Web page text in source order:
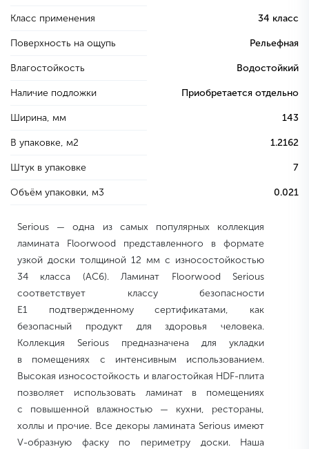
Класс применения 34 класс
Поверхность на ощупь Рельефная
Влагостойкость Водостойкий
Наличие подложки Приобретается отдельно
Ширина, мм 143
В упаковке, м2 1.2162
Штук в упаковке 7
Объём упаковки, м3 0.021
Serious — одна из самых популярных коллекция
ламината Floorwood представленного в формате
узкой доски толщиной 12 мм с износостойкостью
34 класса (AC6). Ламинат Floorwood Serious
соответствует классу безопасности
Е1 подтвержденному сертификатами, как
безопасный продукт для здоровья человека.
Коллекция Serious предназначена для укладки
в помещениях с интенсивным использованием.
Высокая износостойкость и влагостойкая HDF-плита
позволяет использовать ламинат в помещениях
с повышенной влажностью — кухни, рестораны,
холлы и прочие. Все декоры ламината Serious имеют
V-образную фаску по периметру доски. Наша